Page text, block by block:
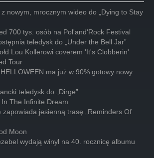
nowym, mrocznym wideo do „Dying to Stay
700 tys. osób na Pol'and'Rock Festival
teledysk do „Under the Bell Jar”
Lou Kollerowi coverem 'It's Clobberin'
Tour
ma już w 90% gotowy nowy
teledysk do „Dirge”
The Infinite Dream
zapowiada jesienną trasę „Reminders Of
Moon
wydają winyl na 40. rocznicę albumu